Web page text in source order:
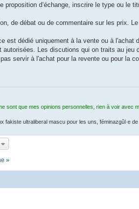
proposition d’échange, inscrire le type ou
de débat ou de commentaire sur les prix.
est dédié uniquement à la vente ou à
autorisées. Les discutions qui on traits au jeu
pas servir à l'achat pour la revente ou pour la
sont que mes opinions personnelles, rien à voir avec
fakiste ultraliberal mascu pour les uns, féminazgûl·e
»